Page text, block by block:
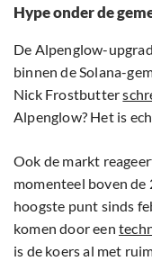
Hype onder de
De Alpenglow-
binnen de Solana-
Nick Frostbutter
Alpenglow? Het is
Ook de markt
momenteel boven
hoogste punt sinds
komen door een
is de koers al met